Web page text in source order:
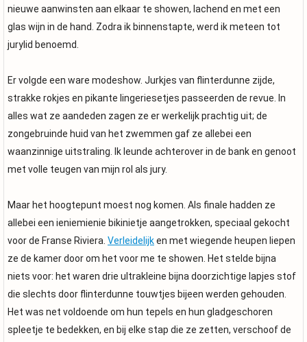
nieuwe aanwinsten aan elkaar te showen, lachend en met een
glas wijn in de hand. Zodra ik binnenstapte, werd ik meteen tot
jurylid benoemd.
Er volgde een ware modeshow. Jurkjes van flinterdunne zijde,
strakke rokjes en pikante lingeriesetjes passeerden de revue. In
alles wat ze aandeden zagen ze er werkelijk prachtig uit; de
zongebruinde huid van het zwemmen gaf ze allebei een
waanzinnige uitstraling. Ik leunde achterover in de bank en genoot
met volle teugen van mijn rol als jury.
Maar het hoogtepunt moest nog komen. Als finale hadden ze
allebei een ieniemienie bikinietje aangetrokken, speciaal gekocht
voor de Franse Riviera. Verleidelijken met wiegende heupen liepen
ze de kamer door om het voor me te showen. Het stelde bijna
niets voor: het waren drie ultrakleine bijna doorzichtige lapjes stof
die slechts door flinterdunne touwtjes bijeen werden gehouden.
Het was net voldoende om hun tepels en hun gladgeschoren
spleetje te bedekken, en bij elke stap die ze zetten, verschoof de